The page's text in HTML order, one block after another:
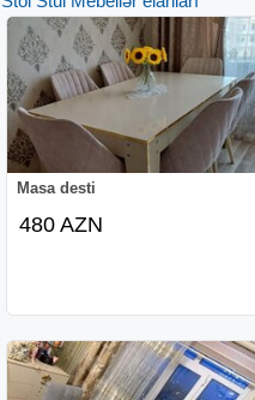
Masa desti
480 AZN